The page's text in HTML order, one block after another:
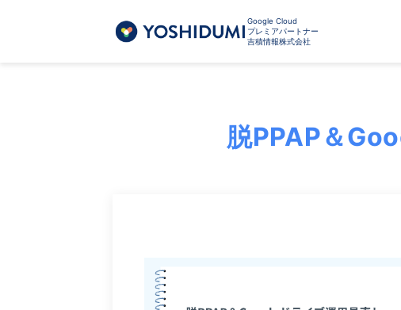
Google Cloud
プレミアパートナー
吉積情報株式会社
脱PPAP＆